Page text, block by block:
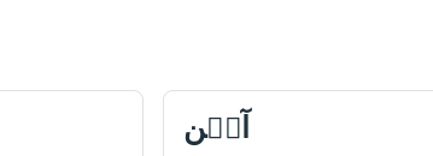
آلٖن